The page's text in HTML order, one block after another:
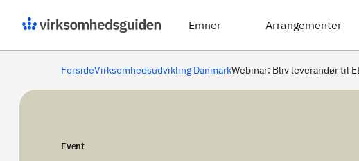
Emner Arrangementer
ForsideVirksomhedsudvikling DanmarkWebinar: Bliv leverandør til
Event